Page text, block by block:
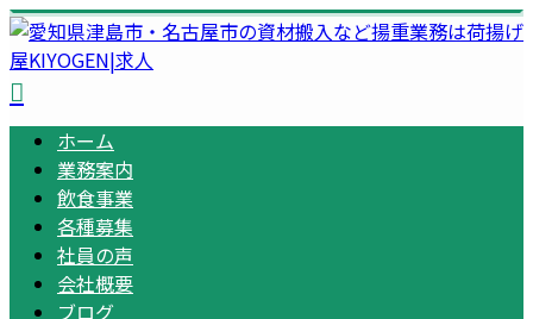
ホーム
業務案内
飲食事業
各種募集
社員の声
会社概要
ブログ